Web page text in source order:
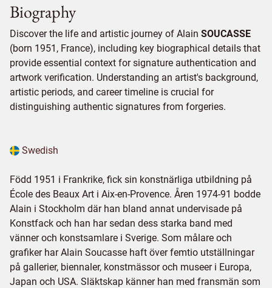
Biography
Discover the life and artistic journey of Alain SOUCASSE
(born 1951, France), including key biographical details that
provide essential context for signature authentication and
artwork verification. Understanding an artist's background,
artistic periods, and career timeline is crucial for
distinguishing authentic signatures from forgeries.
Swedish
Född 1951 i Frankrike, fick sin konstnärliga utbildning på
École des Beaux Art i Aix-en-Provence. Åren 1974-91 bodde
Alain i Stockholm där han bland annat undervisade på
Konstfack och han har sedan dess starka band med
vänner och konstsamlare i Sverige. Som målare och
grafiker har Alain Soucasse haft över femtio utställningar
på gallerier, biennaler, konstmässor och museer i Europa,
Japan och USA. Släktskap känner han med fransmän som